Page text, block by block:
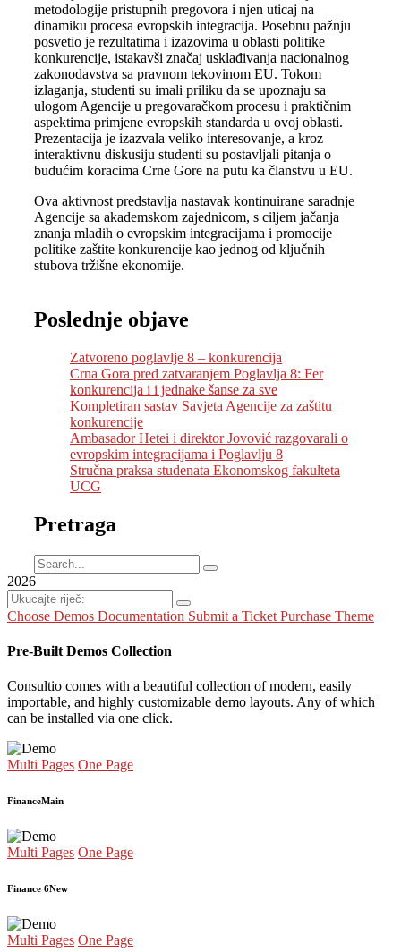
metodologije pristupnih pregovora i njen uticaj na
dinamiku procesa evropskih integracija. Posebnu pažnju
posvetio je rezultatima i izazovima u oblasti politike
konkurencije, istakavši značaj usklađivanja nacionalnog
zakonodavstva sa pravnom tekovinom EU. Tokom
izlaganja, studenti su imali priliku da se upoznaju sa
ulogom Agencije u pregovaračkom procesu i praktičnim
aspektima primjene evropskih standarda u ovoj oblasti.
Prezentacija je izazvala veliko interesovanje, a kroz
interaktivnu diskusiju studenti su postavljali pitanja o
budućim koracima Crne Gore na putu ka članstvu u EU.
Ova aktivnost predstavlja nastavak kontinuirane saradnje
Agencije sa akademskom zajednicom, s ciljem jačanja
znanja mladih o evropskim integracijama i promocije
politike zaštite konkurencije kao jednog od ključnih
stubova tržišne ekonomije.
Poslednje objave
Zatvoreno poglavlje 8 – konkurencija
Crna Gora pred zatvaranjem Poglavlja 8: Fer
konkurencija i i jednake šanse za sve
Kompletiran sastav Savjeta Agencije za zaštitu
konkurencije
Ambasador Hetei i direktor Jovović razgovarali o
evropskim integracijama i Poglavlju 8
Stručna praksa studenata Ekonomskog fakulteta
UCG
Pretraga
2026
Choose Demos Documentation Submit a Ticket Purchase Theme
Pre-Built Demos Collection
Consultio comes with a beautiful collection of modern, easily
importable, and highly customizable demo layouts. Any of which
can be installed via one click.
Multi Pages One Page
FinanceMain
Multi Pages One Page
Finance 6New
Multi Pages One Page